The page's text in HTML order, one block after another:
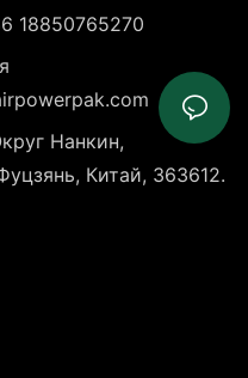
18850765270
Нанкин,
Китай, 363612.